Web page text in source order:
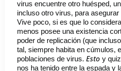
virus encuentre otro huésped,
incluso otro virus, para
Vive poco, si es que lo
menos posee una existencia
poder de replicación (que
tal, siempre habita en cúmulos,
poblaciones de virus. Esto y
nos ha tenido entre la espada y